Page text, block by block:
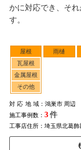
屋根
瓦屋根
金属屋根
その他
雨樋
対応地域：鴻巣市 周辺
施工事例数： 3件
工事店住所：埼玉県北葛飾
かに対応でき、そ
す。